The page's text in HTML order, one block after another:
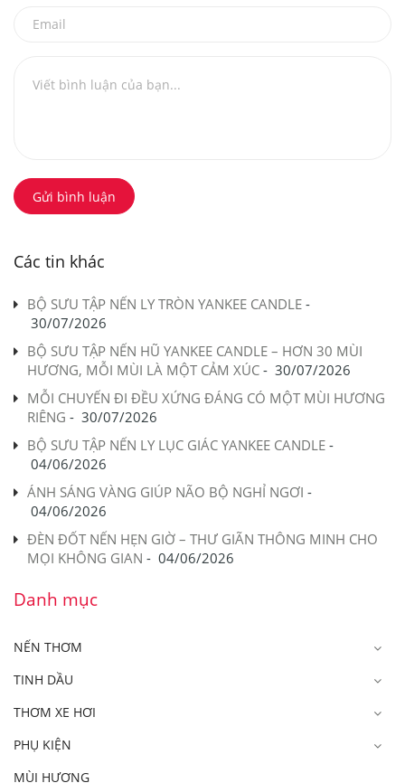
Gửi bình luận
Các tin khác
BỘ SƯU TẬP NẾN LY TRÒN YANKEE CANDLE -
30/07/2026
BỘ SƯU TẬP NẾN HŨ YANKEE CANDLE – HƠN 30 MÙI
HƯƠNG, MỖI MÙI LÀ MỘT CẢM XÚC - 30/07/2026
MỖI CHUYẾN ĐI ĐỀU XỨNG ĐÁNG CÓ MỘT MÙI HƯƠNG
RIÊNG - 30/07/2026
BỘ SƯU TẬP NẾN LY LỤC GIÁC YANKEE CANDLE -
04/06/2026
ÁNH SÁNG VÀNG GIÚP NÃO BỘ NGHỈ NGƠI -
04/06/2026
ĐÈN ĐỐT NẾN HẸN GIỜ – THƯ GIÃN THÔNG MINH CHO
MỌI KHÔNG GIAN - 04/06/2026
Danh mục
NẾN THƠM
TINH DẦU
THƠM XE HƠI
PHỤ KIỆN
MÙI HƯƠNG